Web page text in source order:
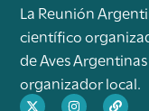
La Reunión
científico
de Aves
organizador local.